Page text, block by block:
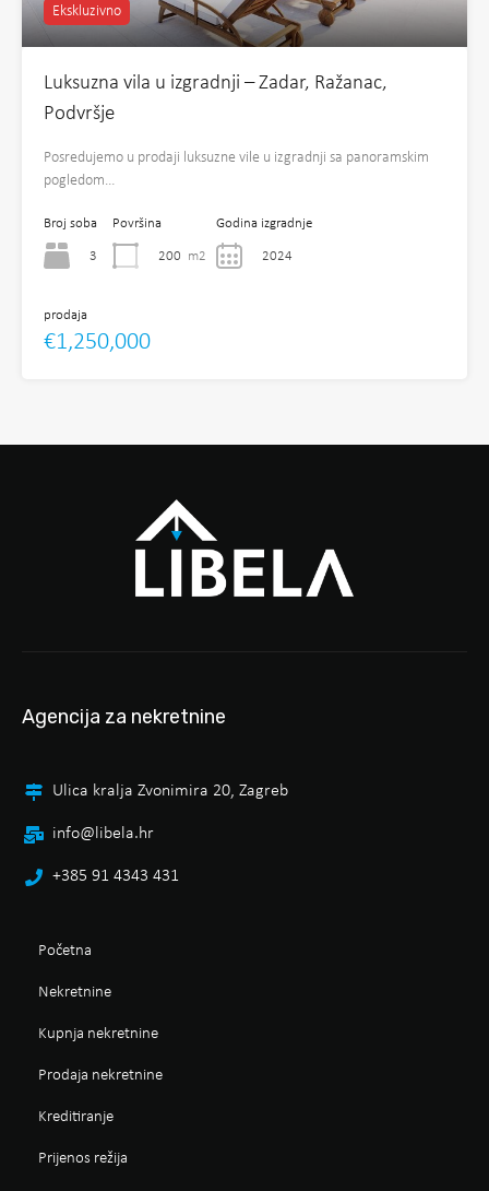
Ekskluzivno
Luksuzna vila u izgradnji – Zadar, Ražanac,
Podvršje
Posredujemo u prodaji luksuzne vile u izgradnji sa panoramskim
pogledom…
Broj soba
3
Površina
200 m2
Godina izgradnje
2024
prodaja
€1,250,000
Agencija za nekretnine
Ulica kralja Zvonimira 20, Zagreb
info@libela.hr
+385 91 4343 431
Početna
Nekretnine
Kupnja nekretnine
Prodaja nekretnine
Kreditiranje
Prijenos režija